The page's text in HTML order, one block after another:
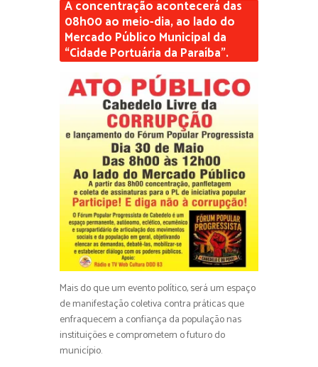
A concentração acontecerá das
08h00 ao meio-dia, ao lado do
Mercado Público Municipal da
“Cidade Portuária da Paraíba”.
Mais do que um evento político, será um espaço
de manifestação coletiva contra práticas que
enfraquecem a confiança da população nas
instituições e comprometem o futuro do
município.